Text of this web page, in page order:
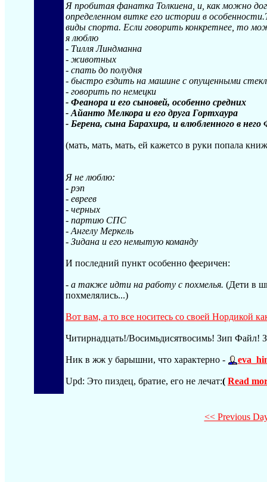
Я пробитая фанатка Толкиена, и, как можно
определенном витке его истории в
виды спорта. Если говорить конкретнее, то
я люблю
- Тилля Линдманна
- животных
- спать до полудня
- быстро ездить на машине с опущенными
- говорить по немецки
- Феанора и его сыновей, особенно средних
- Айанто Мелкора и его друга Гортхаура
- Берена, сына Барахира, и влюбленного в
(мать, мать, мать, ей кажетсо в руки попала
Я не люблю:
- рэп
- евреев
- черных
- партию СПС
- Ангелу Меркель
- Зидана и его немытую команду
И последний пункт особенно фееричен:
- а также идти на работу с похмелья. (Дети в
похмелялись...)
Вот вам, а то все носитесь со своей Нордикой
Читирнадцать!/Восимьдисятвосимь! Зип Файл!
Ник в жж у барышни, что характерно -
Upd: Это пиздец, братие, его не лечат:( Read
<< Previous